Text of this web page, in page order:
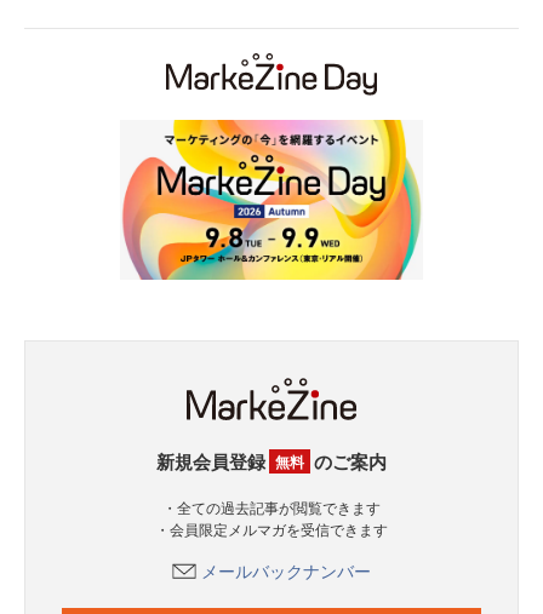
新規会員登録 無料 のご案内
・全ての過去記事が閲覧できます
・会員限定メルマガを受信できます
メールバックナンバー